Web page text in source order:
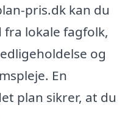
pris.dk kan du
lokale fagfolk,
og
En
plan sikrer, at du